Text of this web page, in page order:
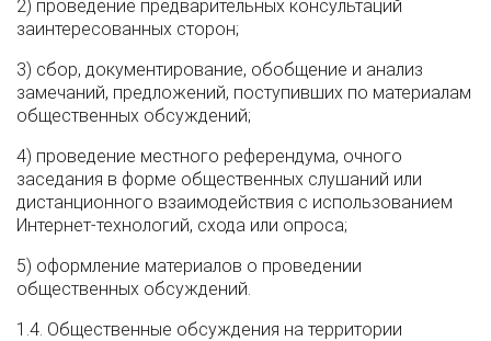
2) проведение предварительных консультаций
заинтересованных сторон;
3) сбор, документирование, обобщение и анализ
замечаний, предложений, поступивших по материалам
общественных обсуждений;
4) проведение местного референдума, очного
заседания в форме общественных слушаний или
дистанционного взаимодействия с использованием
Интернет-технологий, схода или опроса;
5) оформление материалов о проведении
общественных обсуждений.
1.4. Общественные обсуждения на территории